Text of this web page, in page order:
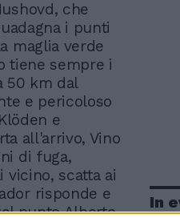
che
i punti
maglia verde
tiene sempre i
50 km dal
e pericoloso
e
all'arrivo, Vino
di fuga,
scatta ai
risponde e
punto Alberto
In